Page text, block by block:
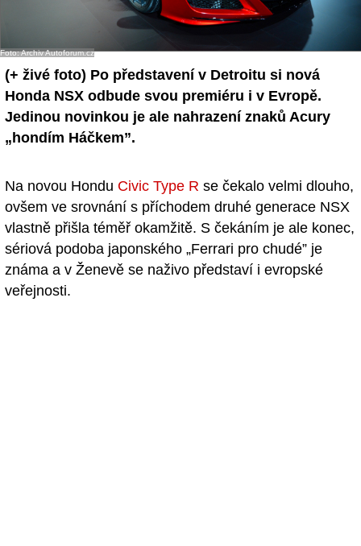
Diskuzní fórum
Sledujte nás!
Foto: Archiv Autoforum.cz
(+ živé foto) Po představení v Detroitu si nová
Honda NSX odbude svou premiéru i v Evropě.
Jedinou novinkou je ale nahrazení znaků Acury
„hondím Háčkem”.
Na novou Hondu Civic Type R se čekalo velmi dlouho,
ovšem ve srovnání s příchodem druhé generace NSX
vlastně přišla téměř okamžitě. S čekáním je ale konec,
sériová podoba japonského „Ferrari pro chudé” je
známa a v Ženevě se naživo představí i evropské
veřejnosti.